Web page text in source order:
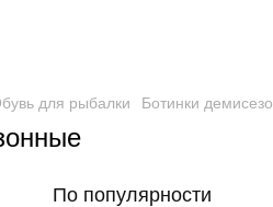
для рыбалки Ботинки
По популярности